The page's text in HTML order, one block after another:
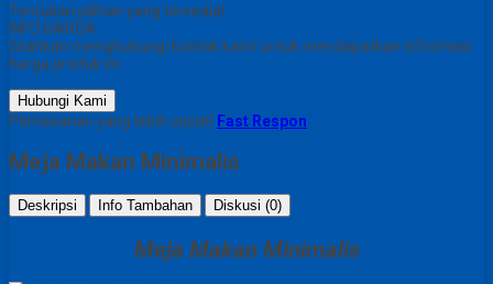
Tentukan pilihan yang tersedia!
INFO HARGA
Silahkan menghubungi kontak kami untuk mendapatkan informasi
harga produk ini.
Hubungi Kami
Pemesanan yang lebih cepat! Fast Respon
Meja Makan Minimalis
Deskripsi Info Tambahan Diskusi (0)
Meja Makan Minimalis